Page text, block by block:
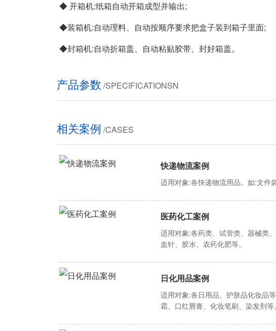
◆ 开箱机:纸箱自动开箱成型并输出;
◆装箱机:自动理料、自动按顺序要求把盒子装到箱子里面;
◆封箱机:自动折箱盖、自动粘贴胶带、封好箱盖。
产品参数 /SPECIFICATIONSN
相关案例 /CASES
快递物流案例
适用对象:各快递物流用品。如:文件
医药化工案例
适用对象:各药类、试管类、器械类
血针、胶水、农药化肥等。
日化用品案例
适用对象:各日用品、护肤品化妆品
霜、口红唇膏、化妆笔刷、染发剂等。